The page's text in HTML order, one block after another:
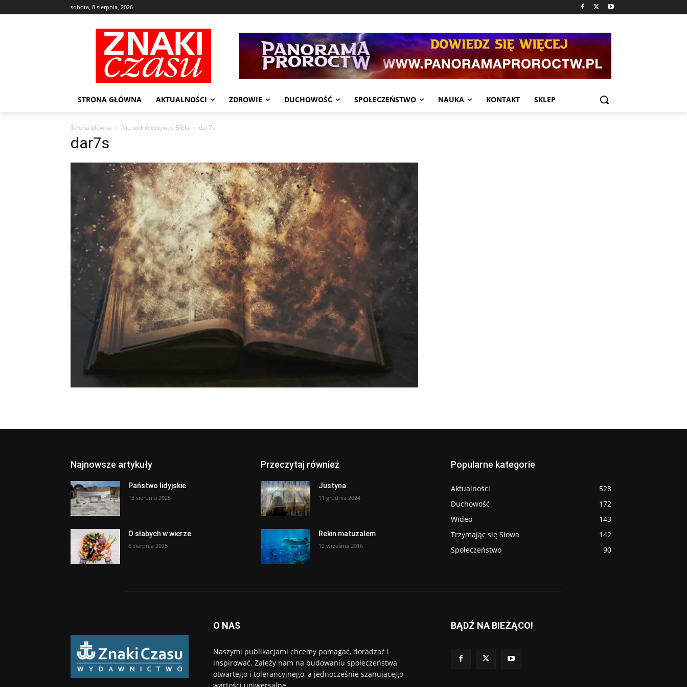
sobota, 8 sierpnia, 2026
STRONA GŁÓWNA AKTUALNOŚCI ZDROWIE DUCHOWOŚĆ SPOŁECZEŃSTWO NAUKA KONTAKT SKLEP
Strona główna Nie wolno cytować Biblii dar7s
dar7s
Najnowsze artykuły
Państwo lidyjskie
13 sierpnia 2025
O słabych w wierze
6 sierpnia 2025
Przeczytaj również
Justyna
11 grudnia 2024
Rekin matuzalem
12 września 2016
Popularne kategorie
Aktualności
528
Duchowość
172
Wideo
143
Trzymając się Słowa
142
Społeczeństwo
90
O NAS
Naszymi publikacjami chcemy pomagać, doradzać i
inspirować. Zależy nam na budowaniu społeczeństwa
otwartego i tolerancyjnego, a jednocześnie szanującego
BĄDŹ NA BIEŻĄCO!